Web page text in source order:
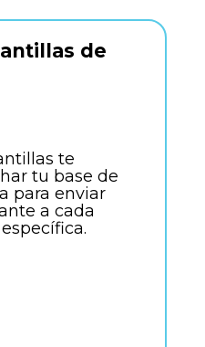
de
te
tu base de
para enviar
a cada